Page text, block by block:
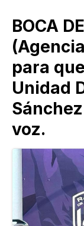
BOCA
para
Unidad
voz.